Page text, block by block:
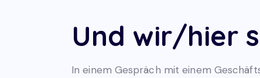
Und wir/hier
In einem Gespräch mit einem